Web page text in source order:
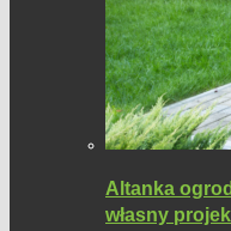
Altanka
własny